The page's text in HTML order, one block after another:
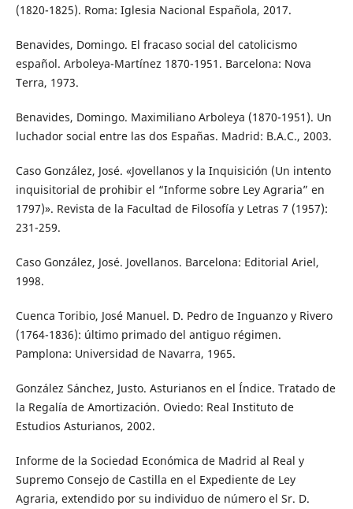
(1820-1825). Roma: Iglesia Nacional Española, 2017.
Benavides, Domingo. El fracaso social del catolicismo
español. Arboleya-Martínez 1870-1951. Barcelona: Nova
Terra, 1973.
Benavides, Domingo. Maximiliano Arboleya (1870-1951). Un
luchador social entre las dos Españas. Madrid: B.A.C., 2003.
Caso González, José. «Jovellanos y la Inquisición (Un intento
inquisitorial de prohibir el “Informe sobre Ley Agraria” en
1797)». Revista de la Facultad de Filosofía y Letras 7 (1957):
231-259.
Caso González, José. Jovellanos. Barcelona: Editorial Ariel,
1998.
Cuenca Toribio, José Manuel. D. Pedro de Inguanzo y Rivero
(1764-1836): último primado del antiguo régimen.
Pamplona: Universidad de Navarra, 1965.
González Sánchez, Justo. Asturianos en el Índice. Tratado de
la Regalía de Amortización. Oviedo: Real Instituto de
Estudios Asturianos, 2002.
Informe de la Sociedad Económica de Madrid al Real y
Supremo Consejo de Castilla en el Expediente de Ley
Agraria, extendido por su individuo de número el Sr. D.